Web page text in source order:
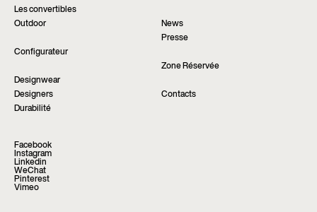
Les convertibles
Outdoor
News
Presse
Configurateur
Zone Réservée
Designwear
Designers
Contacts
Durabilité
Facebook
Instagram
Linkedin
WeChat
Pinterest
Vimeo